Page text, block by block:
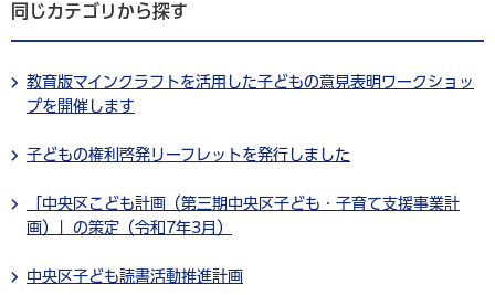
同じカテゴリから探す
教育版マインクラフトを活用した子どもの意見表明ワークショッ
プを開催します
子どもの権利啓発リーフレットを発行しました
「中央区こども計画（第三期中央区子ども・子育て支援事業計
画）」の策定（令和7年3月）
中央区子ども読書活動推進計画